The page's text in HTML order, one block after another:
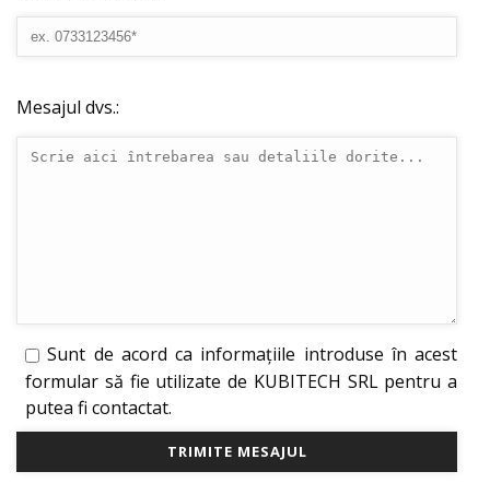
Mesajul dvs.:
Sunt de acord ca informațiile introduse în acest
formular să fie utilizate de KUBITECH SRL pentru a
putea fi contactat.